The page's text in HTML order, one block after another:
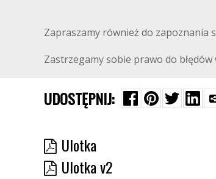
Zapraszamy również do
Zastrzegamy sobie prawo do błędów
UDOSTĘPNIJ:
Ulotka
Ulotka v2